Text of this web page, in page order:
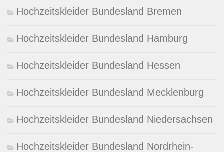
Hochzeitskleider Bundesland Bremen
Hochzeitskleider Bundesland Hamburg
Hochzeitskleider Bundesland Hessen
Hochzeitskleider Bundesland Mecklenburg
Hochzeitskleider Bundesland Niedersachsen
Hochzeitskleider Bundesland Nordrhein-